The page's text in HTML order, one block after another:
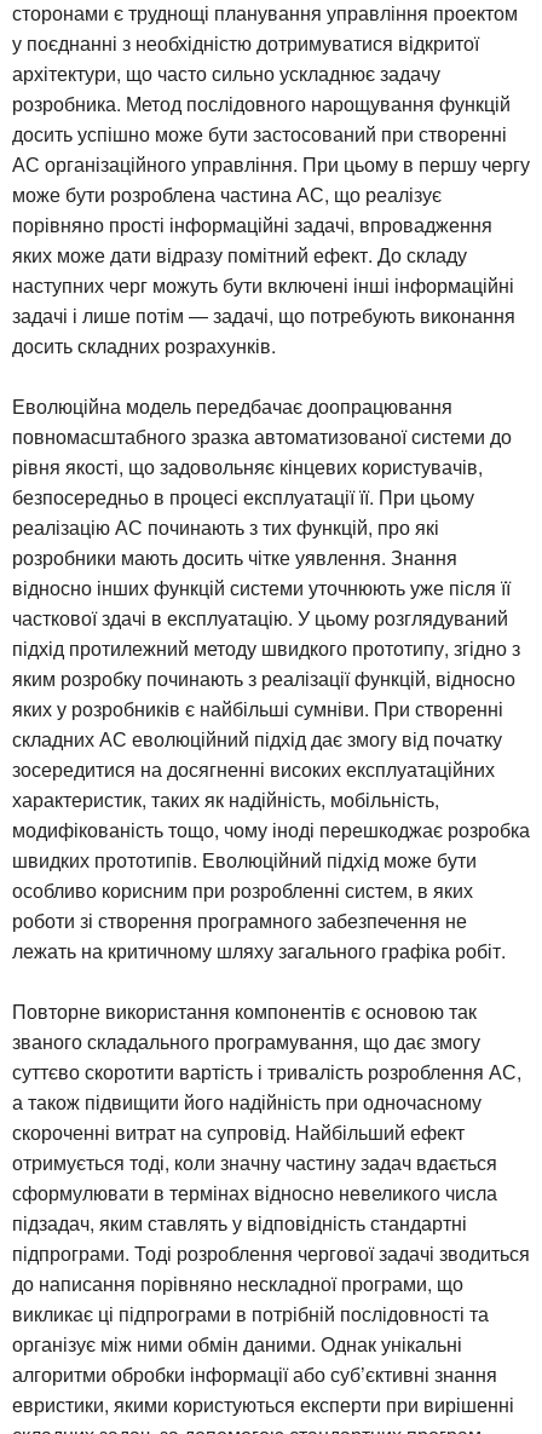
сторонами є труднощі планування управління проектом
у поєднанні з необхідністю дотримуватися відкритої
архітектури, що часто сильно ускладнює задачу
розробника. Метод послідовного нарощування функцій
досить успішно може бути застосований при створенні
АС організаційного управління. При цьому в першу чергу
може бути розроблена частина АС, що реалізує
порівняно прості інформаційні задачі, впровадження
яких може дати відразу помітний ефект. До складу
наступних черг можуть бути включені інші інформаційні
задачі і лише потім — задачі, що потребують виконання
досить складних розрахунків.
Еволюційна модель передбачає доопрацювання
повномасштабного зразка автоматизованої системи до
рівня якості, що задовольняє кінцевих користувачів,
безпосередньо в процесі експлуатації її. При цьому
реалізацію АС починають з тих функцій, про які
розробники мають досить чітке уявлення. Знання
відносно інших функцій системи уточнюють уже після її
часткової здачі в експлуатацію. У цьому розглядуваний
підхід протилежний методу швидкого прототипу, згідно з
яким розробку починають з реалізації функцій, відносно
яких у розробників є найбільші сумніви. При створенні
складних АС еволюційний підхід дає змогу від початку
зосередитися на досягненні високих експлуатаційних
характеристик, таких як надійність, мобільність,
модифікованість тощо, чому іноді перешкоджає розробка
швидких прототипів. Еволюційний підхід може бути
особливо корисним при розробленні систем, в яких
роботи зі створення програмного забезпечення не
лежать на критичному шляху загального графіка робіт.
Повторне використання компонентів є основою так
званого складального програмування, що дає змогу
суттєво скоротити вартість і тривалість розроблення АС,
а також підвищити його надійність при одночасному
скороченні витрат на супровід. Найбільший ефект
отримується тоді, коли значну частину задач вдається
сформулювати в термінах відносно невеликого числа
підзадач, яким ставлять у відповідність стандартні
підпрограми. Тоді розроблення чергової задачі зводиться
до написання порівняно нескладної програми, що
викликає ці підпрограми в потрібній послідовності та
організує між ними обмін даними. Однак унікальні
алгоритми обробки інформації або суб’єктивні знання
евристики, якими користуються експерти при вирішенні